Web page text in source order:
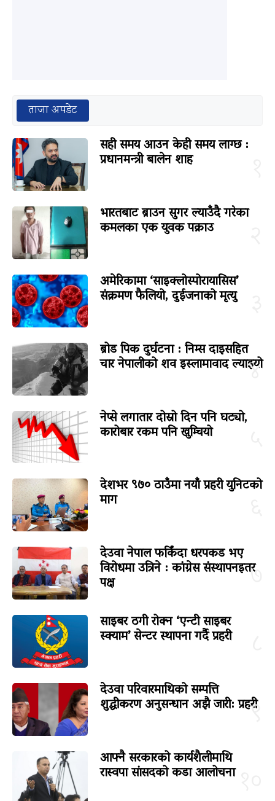
ताजा अपडेट
सही समय आउन केही समय लाग्छ :
प्रधानमन्त्री बालेन शाह
भारतबाट ब्राउन सुगर ल्याउँदै गरेका
कमलका एक युवक पक्राउ
अमेरिकामा ‘साइक्लोस्पोरायासिस’
संक्रमण फैलियो, दुईजनाको मृत्यु
४
ब्रोड पिक दुर्घटना : निम्स दाइसहित
चार नेपालीको शव इस्लामावाद ल्याइयो
नेप्से लगातार दोस्रो दिन पनि घट्यो,
कारोबार रकम पनि खुम्चियो
देशभर ९७० ठाउँमा नयाँ प्रहरी युनिटको
माग
७
देउवा नेपाल फर्किंदा धरपकड भए
विरोधमा उत्रिने : कांग्रेस संस्थापनइतर
पक्ष
साइबर ठगी रोक्न ‘एन्टी साइबर
स्क्याम’ सेन्टर स्थापना गर्दै प्रहरी
९
देउवा परिवारमाथिको सम्पत्ति
शुद्धीकरण अनुसन्धान अझै जारी: प्रहरी
आफ्नै सरकारको कार्यशैलीमाथि
रास्वपा सांसदको कडा आलोचना